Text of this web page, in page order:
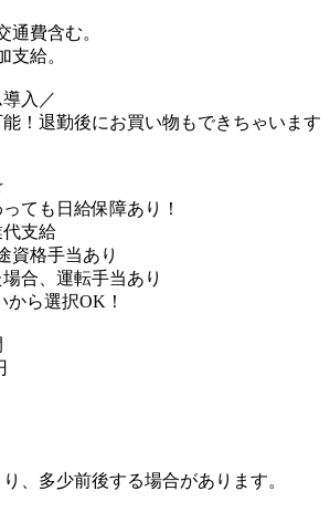
通費含む。
給。
入／
！退勤後にお買い物もできちゃいます
ても日給保障あり！
代支給
資格手当あり
合、運転手当あり
から選択OK！
、多少前後する場合があります。